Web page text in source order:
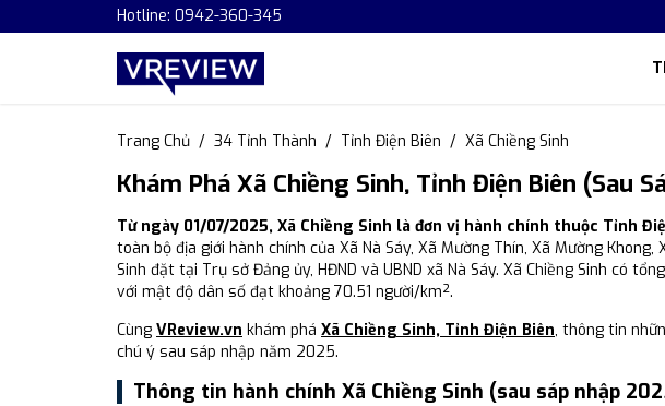
Hotline: 0942-360-345
Trang Chủ 34 Tỉnh Thành Tỉnh Điện Biên Xã Chiềng Sinh
Khám Phá Xã Chiềng Sinh, Tỉnh Điện Biên (Sau
Từ ngày 01/07/2025, Xã Chiềng Sinh là đơn vị hành chính thuộc Tỉnh
toàn bộ địa giới hành chính của Xã Nà Sáy, Xã Mường Thín, Xã Mường Khong,
Sinh đặt tại Trụ sở Đảng ủy, HĐND và UBND xã Nà Sáy. Xã Chiềng Sinh có
với mật độ dân số đạt khoảng 70.51 người/km².
Cùng VReview.vn khám phá Xã Chiềng Sinh, Tỉnh Điện Biên, thông tin
chú ý sau sáp nhập năm 2025.
Thông tin hành chính Xã Chiềng Sinh (sau sáp nhập